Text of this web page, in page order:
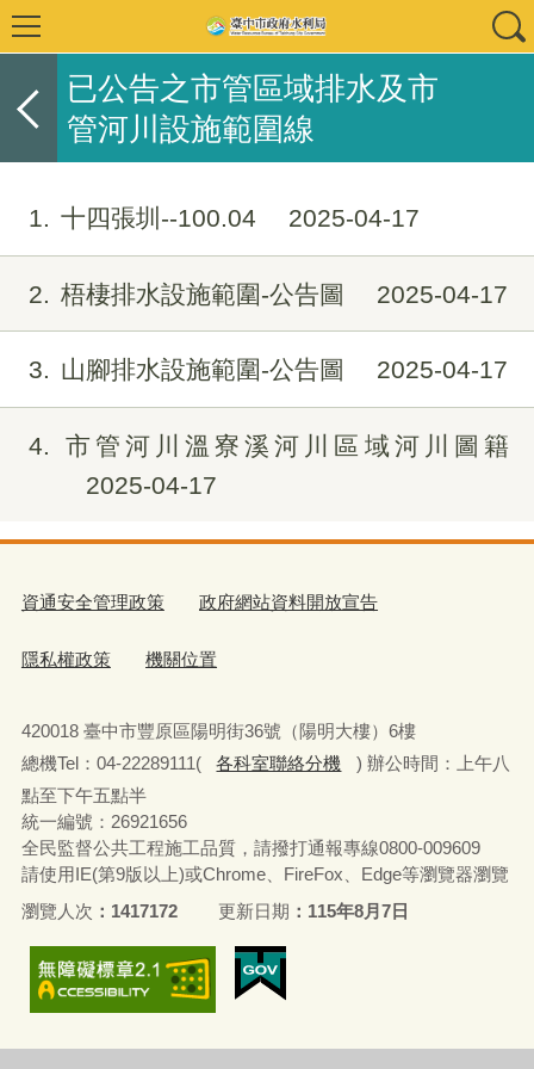
已公告之市管區域排水及市
管河川設施範圍線
1 十四張圳--100.04 2025-04-17
2 梧棲排水設施範圍-公告圖 2025-04-17
3 山腳排水設施範圍-公告圖 2025-04-17
4
市管河川溫寮溪河川區域河川圖籍
2025-04-17
資通安全管理政策 政府網站資料開放宣告
隱私權政策 機關位置
420018 臺中市豐原區陽明街36號（陽明大樓）6樓
總機Tel：04-22289111(
各科室聯絡分機
) 辦公時間：上午八
點至下午五點半
統一編號：26921656
全民監督公共工程施工品質，請撥打通報專線0800-009609
請使用IE(第9版以上)或Chrome、FireFox、Edge等瀏覽器瀏覽
瀏覽人次
1417172 更新日期 115年8月7日